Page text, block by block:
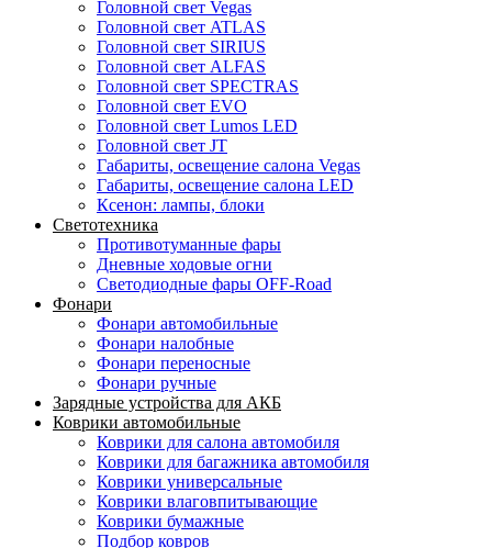
Головной свет Vegas
Головной свет ATLAS
Головной свет SIRIUS
Головной свет ALFAS
Головной свет SPECTRAS
Головной свет EVO
Головной свет Lumos LED
Головной свет JT
Габариты, освещение салона Vegas
Габариты, освещение салона LED
Ксенон: лампы, блоки
Светотехника
Противотуманные фары
Дневные ходовые огни
Светодиодные фары OFF-Road
Фонари
Фонари автомобильные
Фонари налобные
Фонари переносные
Фонари ручные
Зарядные устройства для АКБ
Коврики автомобильные
Коврики для салона автомобиля
Коврики для багажника автомобиля
Коврики универсальные
Коврики влаговпитывающие
Коврики бумажные
Подбор ковров